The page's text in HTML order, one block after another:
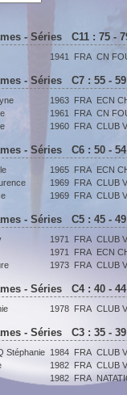
- Séries C11 : 75 -
1941 FRA CN
- Séries C7 : 55 -
1963 FRA ECN
1961 FRA CN
1960 FRA CLUB
- Séries C6 : 50 -
1965 FRA ECN
1969 FRA CLUB
1969 FRA CLUB
- Séries C5 : 45 -
1971 FRA CLUB
1971 FRA ECN
1973 FRA CLUB
- Séries C4 : 40 -
1978 FRA CLUB
- Séries C3 : 35 -
Stéphanie 1984 FRA CLUB
1982 FRA CLUB
1982 FRA